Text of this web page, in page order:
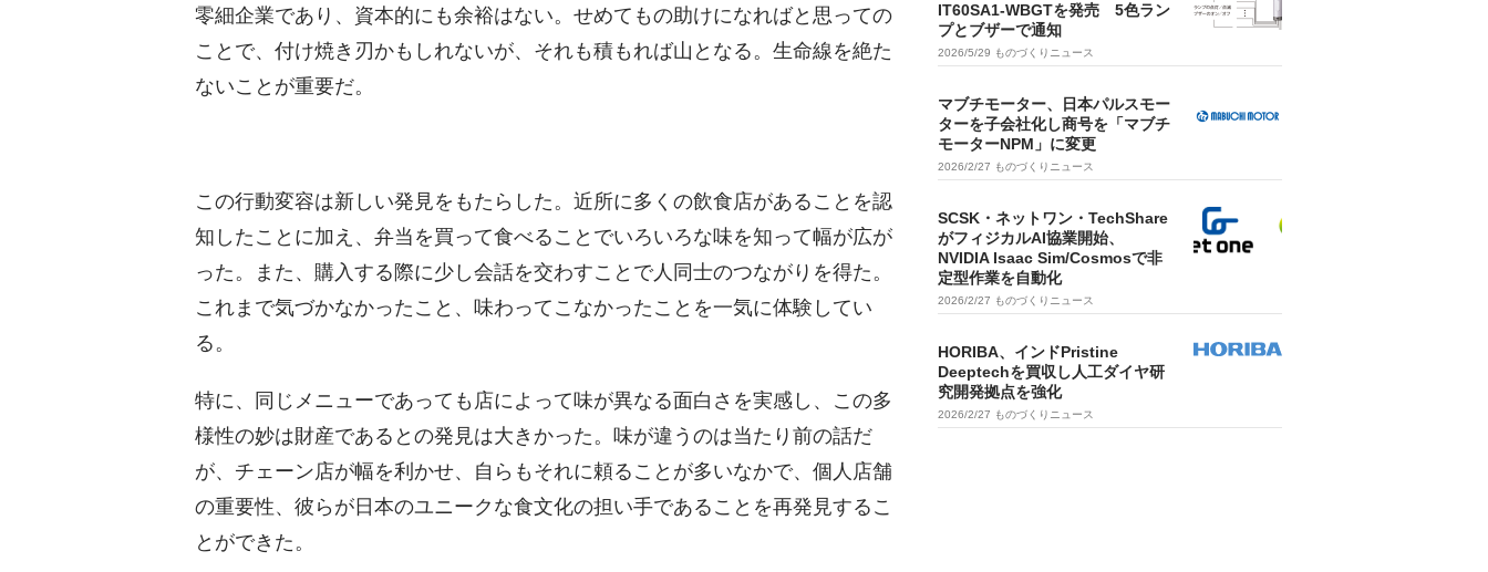
零細企業であり、資本的にも余裕はない。せめてもの助けになればと思っての
ことで、付け焼き刃かもしれないが、それも積もれば山となる。生命線を絶た
ないことが重要だ。
この行動変容は新しい発見をもたらした。近所に多くの飲食店があることを認
知したことに加え、弁当を買って食べることでいろいろな味を知って幅が広が
った。また、購入する際に少し会話を交わすことで人同士のつながりを得た。
これまで気づかなかったこと、味わってこなかったことを一気に体験してい
る。
特に、同じメニューであっても店によって味が異なる面白さを実感し、この多
様性の妙は財産であるとの発見は大きかった。味が違うのは当たり前の話だ
が、チェーン店が幅を利かせ、自らもそれに頼ることが多いなかで、個人店舗
の重要性、彼らが日本のユニークな食文化の担い手であることを再発見するこ
とができた。
IT60SA1-WBGTを発売 5色ラン
プとブザーで通知
2026/5/29 ものづくりニュース
マブチモーター、日本パルスモー
ターを子会社化し商号を「マブチ
モーターNPM」に変更
2026/2/27 ものづくりニュース
SCSK・ネットワン・TechShare
がフィジカルAI協業開始、
NVIDIA Isaac Sim/Cosmosで非
定型作業を自動化
2026/2/27 ものづくりニュース
HORIBA、インドPristine
Deeptechを買収し人工ダイヤ研
究開発拠点を強化
2026/2/27 ものづくりニュース